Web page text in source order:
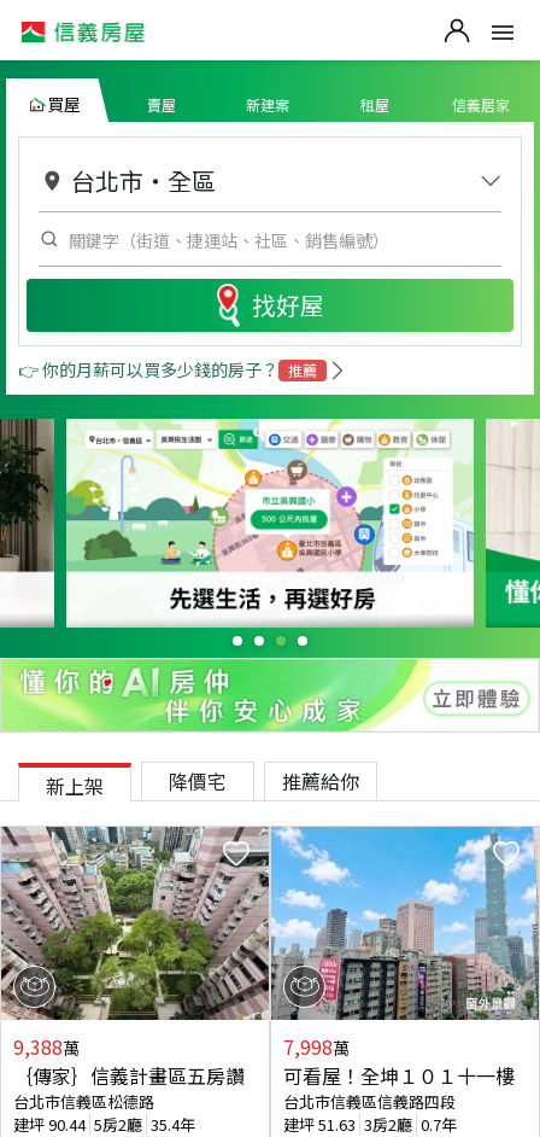
買屋 賣屋 新建案 租屋 信義居家
台北市 ・ 全區
找好屋
👉 你的月薪可以買多少錢的房子？ 推薦
新上架 降價宅 推薦給你
9,388萬
｛傳家｝信義計畫區五房讚
台北市信義區松德路
建坪90.44 5房2廳 35.4年
7,998萬
可看屋！全坤１０１十一樓
台北市信義區信義路四段
建坪51.63 3房2廳 0.7年